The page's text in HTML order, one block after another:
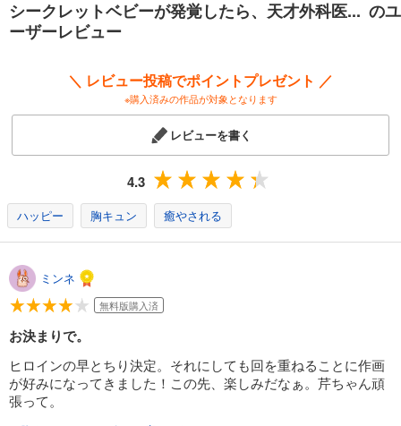
完結
シークレットベビーが発覚したら、天才外科医... のユ
ーザーレビュー
＼ レビュー投稿でポイントプレゼント ／
※購入済みの作品が対象となります
レビューを書く
4.3
ハッピー 胸キュン 癒やされる
ミンネ
無料版購入済
お決まりで。
ヒロインの早とちり決定。それにしても回を重ねることに作画
が好みになってきました！この先、楽しみだなぁ。芹ちゃん頑
張って。